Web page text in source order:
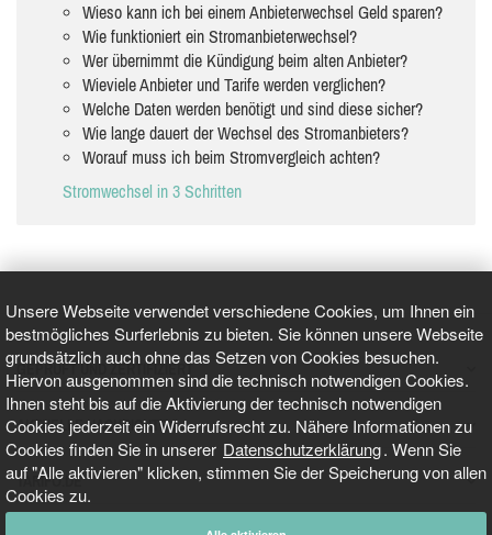
Unsere Webseite verwendet verschiedene Cookies, um Ihnen ein
bestmögliches Surferlebnis zu bieten. Sie können unsere Webseite
grundsätzlich auch ohne das Setzen von Cookies besuchen.
Hiervon ausgenommen sind die technisch notwendigen Cookies.
Ihnen steht bis auf die Aktivierung der technisch notwendigen
Cookies jederzeit ein Widerrufsrecht zu. Nähere Informationen zu
Cookies finden Sie in unserer Datenschutzerklärung. Wenn Sie
auf "Alle aktivieren" klicken, stimmen Sie der Speicherung von allen
Cookies zu.
Wieso kann ich bei einem Anbieterwechsel Geld sparen?
Wie funktioniert ein Stromanbieterwechsel?
Wer übernimmt die Kündigung beim alten Anbieter?
Wieviele Anbieter und Tarife werden verglichen?
Welche Daten werden benötigt und sind diese sicher?
Wie lange dauert der Wechsel des Stromanbieters?
Worauf muss ich beim Stromvergleich achten?
Stromwechsel in 3 Schritten
GEPRÜFT UND ZERTIFIZIERT
AKTUELLE NACHRICHTEN
TARIFO.DE